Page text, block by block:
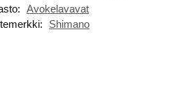
Avokelavavat
Shimano